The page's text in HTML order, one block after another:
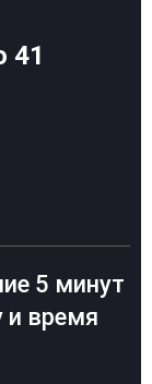
41
5 минут
и время